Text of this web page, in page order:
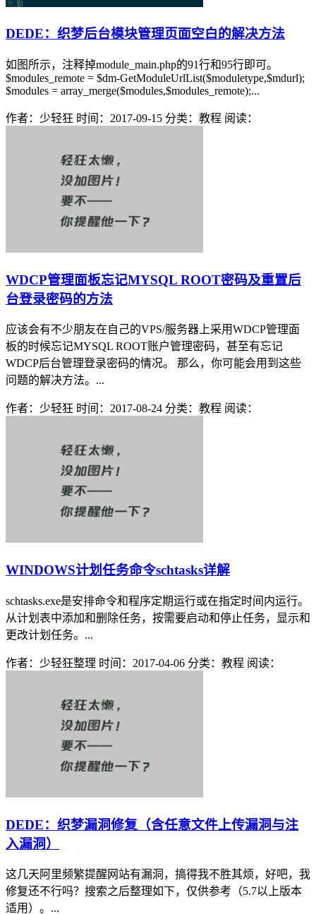
DEDE：织梦后台模块管理页面空白的解决方法
如图所示，注释掉module_main.php的91行和95行即可。
$modules_remote = $dm-GetModuleUrlList($moduletype,$mdurl);
$modules = array_merge($modules,$modules_remote);...
作者：少轻狂 时间：2017-09-15 分类：教程 阅读：
WDCP管理面板忘记MYSQL ROOT密码及重置后
台登录密码的方法
应该会有不少朋友在自己的VPS/服务器上采用WDCP管理面
板的时候忘记MYSQL ROOT账户管理密码，甚至有忘记
WDCP后台管理登录密码的情况。 那么，你可能会用到这些
问题的解决方法。...
作者：少轻狂 时间：2017-08-24 分类：教程 阅读：
WINDOWS计划任务命令schtasks详解
schtasks.exe是安排命令和程序定期运行或在指定时间内运行。
从计划表中添加和删除任务，按需要启动和停止任务，显示和
更改计划任务。...
作者：少轻狂整理 时间：2017-04-06 分类：教程 阅读：
DEDE：织梦漏洞修复（含任意文件上传漏洞与注
入漏洞）
这几天阿里频繁提醒网站有漏洞，搞得我不胜其烦，好吧，我
修复还不行吗？搜索之后整理如下，仅供参考（5.7以上版本
适用）。...